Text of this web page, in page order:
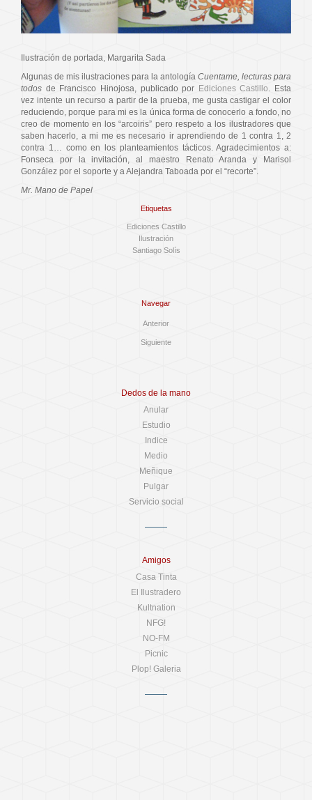
Ilustración de portada, Margarita Sada
Algunas de mis ilustraciones para la antología Cuentame, lecturas para
todos de Francisco Hinojosa, publicado por Ediciones Castillo
. Esta
vez intente un recurso a partir de la prueba, me gusta castigar el color
reduciendo, porque para mi es la única forma de conocerlo a fondo, no
creo de momento en los “arcoiris” pero respeto a los ilustradores que
saben hacerlo, a mi me es necesario ir aprendiendo de 1 contra 1, 2
contra 1… como en los planteamientos tácticos. Agradecimientos a:
Fonseca por la invitación, al maestro Renato Aranda y Marisol
González por el soporte y a Alejandra Taboada por el “recorte”.
Mr. Mano de Papel
Etiquetas
Ediciones Castillo
Ilustración
Santiago Solís
Navegar
Anterior
Siguiente
Dedos de la mano
Anular
Estudio
Indice
Medio
Meñique
Pulgar
Servicio social
Amigos
Casa Tinta
El Ilustradero
Kultnation
NFG!
NO-FM
Picnic
Plop! Galeria